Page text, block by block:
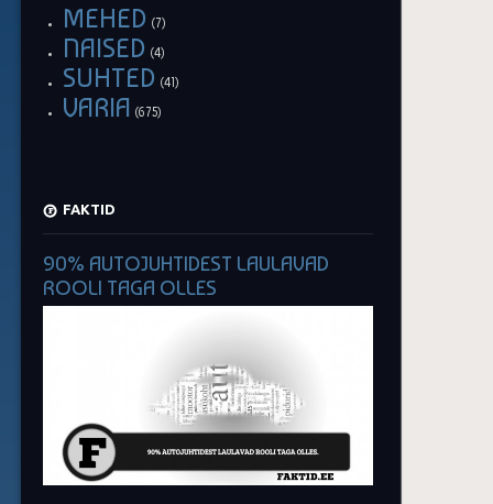
MEHED (7)
NAISED (4)
SUHTED (41)
VARIA (675)
FAKTID
90% AUTOJUHTIDEST LAULAVAD
ROOLI TAGA OLLES